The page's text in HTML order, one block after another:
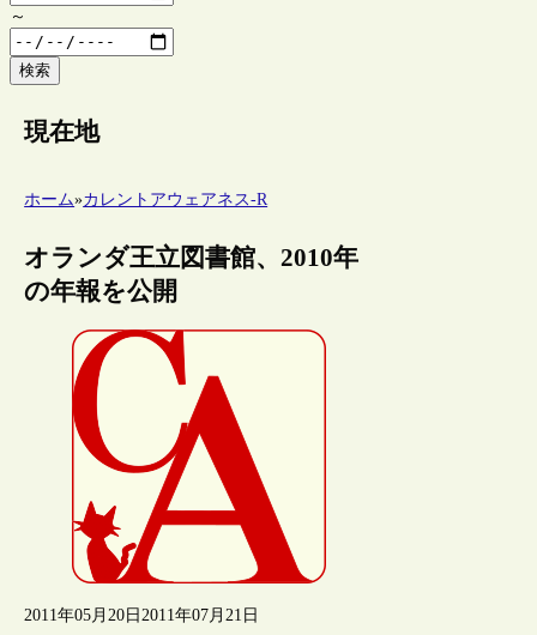
～
検索
現在地
ホーム»カレントアウェアネス-R
オランダ王立図書館、2010年
の年報を公開
2011年05月20日 2011年07月21日